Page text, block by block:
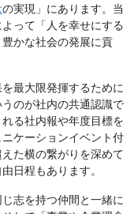
の実現」にあります。当
って「人を幸せにする
かな社会の発展に貢
最大限発揮するために
のが社内の共通認識で
る社内報や年度目標を
ケーションイベント付
た横の繋がりを深めて
日程もあります。
志を持つ仲間と一緒に